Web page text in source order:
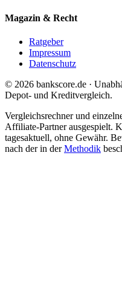
Magazin & Recht
Ratgeber
Impressum
Datenschutz
© 2026 bankscore.de ·
Depot- und Kreditvergleich.
Vergleichsrechner und
Affiliate-Partner ausgespielt.
tagesaktuell, ohne Gewähr.
nach der in derMethodik